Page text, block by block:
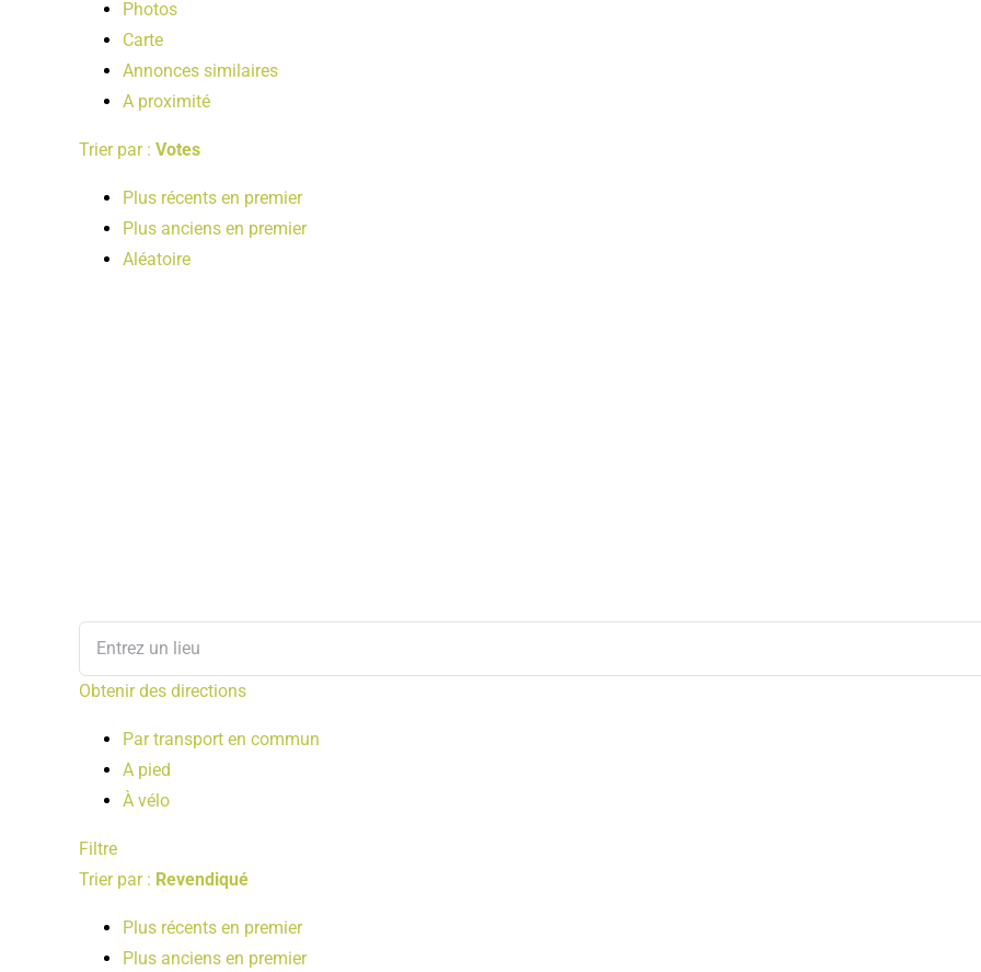
Photos
Carte
Annonces similaires
A proximité
Trier par : Votes
Plus récents en premier
Plus anciens en premier
Aléatoire
Obtenir des directions
Par transport en commun
A pied
À vélo
Filtre
Trier par : Revendiqué
Plus récents en premier
Plus anciens en premier